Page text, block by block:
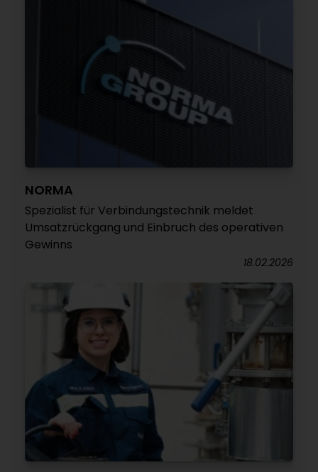
NORMA
Spezialist für Verbindungstechnik meldet
Umsatzrückgang und Einbruch des operativen
Gewinns
18.02.2026